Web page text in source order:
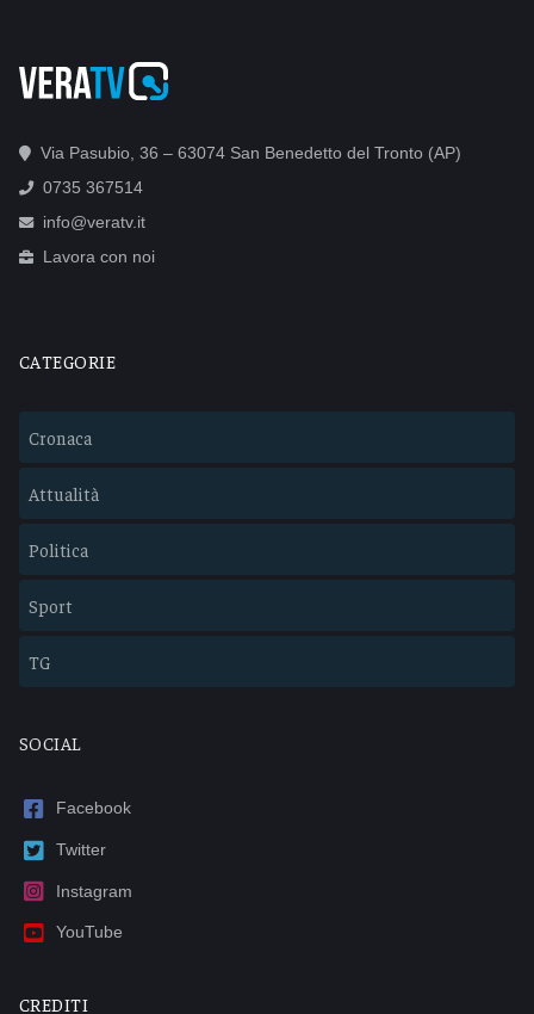
Via Pasubio, 36 – 63074 San Benedetto del Tronto (AP)
0735 367514
info@veratv.it
Lavora con noi
CATEGORIE
Cronaca
Attualità
Politica
Sport
TG
SOCIAL
Facebook
Twitter
Instagram
YouTube
CREDITI